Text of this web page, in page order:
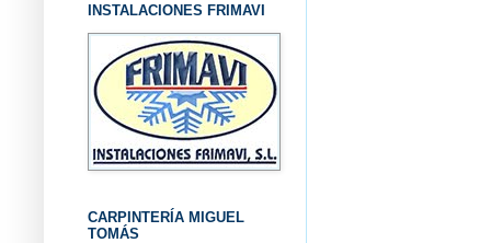
INSTALACIONES FRIMAVI
CARPINTERÍA MIGUEL
TOMÁS